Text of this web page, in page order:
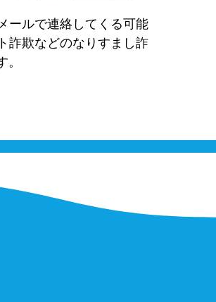
ールで連絡してくる可能
詐欺などのなりすまし詐